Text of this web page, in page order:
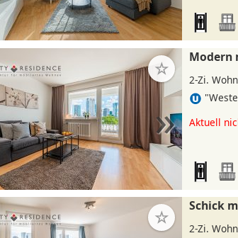
☆
»
Modern
2-Zi.
Aktuell
☆
Schick
2-Zi.